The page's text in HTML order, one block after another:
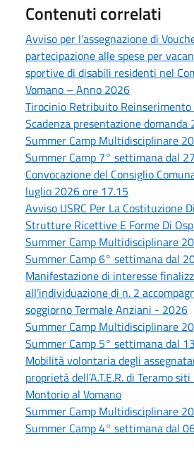
Contenuti correlati
Avviso per l’assegnazione di
partecipazione alle spese per
sportive di disabili residenti nel
Vomano – Anno 2026
Tirocinio Retribuito Reinserimento
Scadenza presentazione
Summer Camp Multidisciplinare
Summer Camp 7° settimana dal
Convocazione del Consiglio
luglio 2026 ore 17.15
Avviso USRC Per La Costituzione
Strutture Ricettive E Forme Di
Summer Camp Multidisciplinare
Summer Camp 6° settimana dal
Manifestazione di interesse
all’individuazione di n. 2
soggiorno Termale Anziani - 2026
Summer Camp Multidisciplinare
Summer Camp 5° settimana dal
Mobilità volontaria degli
proprietà dell’A.T.E.R. di Teramo
Montorio al Vomano
Summer Camp Multidisciplinare
Summer Camp 4° settimana dal